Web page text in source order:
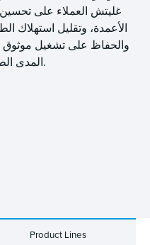
غليتش العملاء على تحسين
الأعمدة، وتقليل استهلاك
والحفاظ على تشغيل
المدى الطويل.
Product Lines